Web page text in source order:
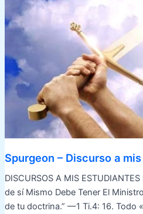
Spurgeon – Discurso a
DISCURSOS A MIS
de sí Mismo Debe Tener El
de tu doctrina.” —1 Ti.4: 16. Todo